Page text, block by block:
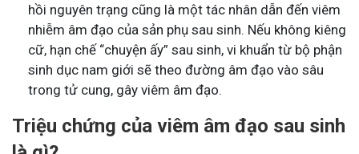
hồi nguyên trạng cũng là một tác nhân dẫn đến viêm
nhiễm âm đạo của sản phụ sau sinh. Nếu không kiêng
cữ, hạn chế “chuyện ấy” sau sinh, vi khuẩn từ bộ phận
sinh dục nam giới sẽ theo đường âm đạo vào sâu
trong tử cung, gây viêm âm đạo.
Triệu chứng của viêm âm đạo sau sinh